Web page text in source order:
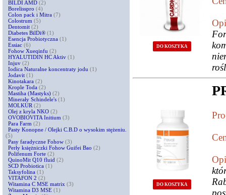
BILDI AMD (2)
Borelisspro (4)
Colon pack i Mitra (7)
Colostrum (5)
Dentomit (2)
Diabetes BilDi® (1)
Esencja Probiotyczna (1)
Essiac (6)
Fohow Xueqinfu (2)
HYALUTIDIN HC Aktiv (1)
Injuv (2)
Iodica Naturalne koncentraty jodu (1)
Jodavit (1)
Kinotakara (2)
Krople Toda (2)
Mastiha (Mastyks) (2)
Minerały Schindele's (1)
MOLKUR (2)
Olej z kryla NKO (2)
OVOBIOVITA Initium (3)
Para Farm (2)
Pasty Konopne / Olejki C.B.D o wysokim stężeniu.
(5)
Pasy faradyczne Fohow (3)
Perły księżniczki Fohow Guifei Bao (2)
Polifenum Forte (2)
QuinoMit Q10 fluid (2)
SCD Probiotica (1)
Taksyfolina (1)
VITAFON 2 (2)
Witamina C MSE matrix (3)
Witamina D3 MSE (1)
DO KOSZYKA
DO KOSZYKA